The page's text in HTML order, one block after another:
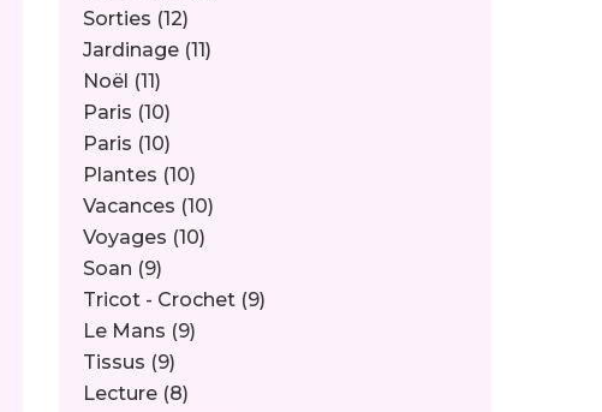
Sorties (12)
Jardinage (11)
Noël (11)
Paris (10)
Paris (10)
Plantes (10)
Vacances (10)
Voyages (10)
Soan (9)
Tricot - Crochet (9)
Le Mans (9)
Tissus (9)
Lecture (8)